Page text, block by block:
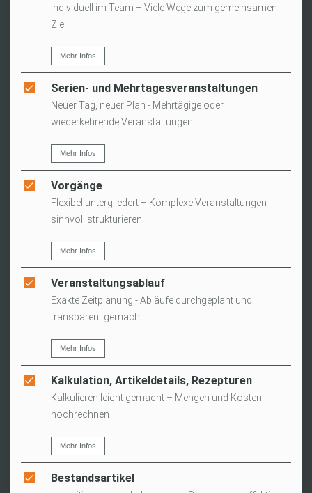
Individuell im Team – Viele Wege zum gemeinsamen
Ziel
Mehr Infos
Serien- und Mehrtagesveranstaltungen
Neuer Tag, neuer Plan - Mehrtägige oder
wiederkehrende Veranstaltungen
Mehr Infos
Vorgänge
Flexibel untergliedert – Komplexe Veranstaltungen
sinnvoll strukturieren
Mehr Infos
Veranstaltungsablauf
Exakte Zeitplanung - Abläufe durchgeplant und
transparent gemacht
Mehr Infos
Kalkulation, Artikeldetails, Rezepturen
Kalkulieren leicht gemacht – Mengen und Kosten
hochrechnen
Mehr Infos
Bestandsartikel